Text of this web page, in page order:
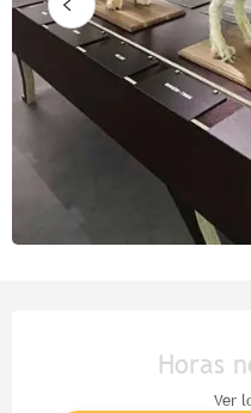
Horas
Ver